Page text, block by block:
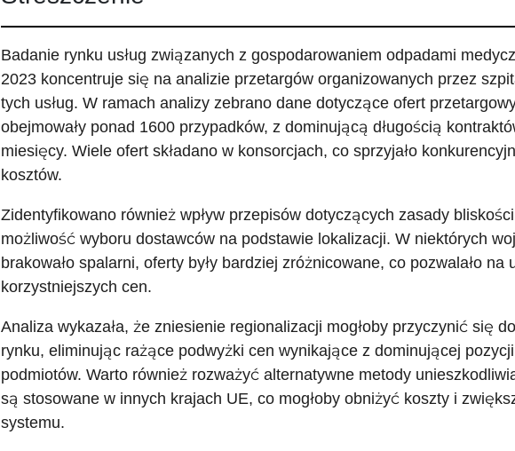
Badanie rynku usług związanych z gospodarowaniem odpadami
2023 koncentruje się na analizie przetargów organizowanych przez
tych usług. W ramach analizy zebrano dane dotyczące ofert
obejmowały ponad 1600 przypadków, z dominującą długością
miesięcy. Wiele ofert składano w konsorcjach, co sprzyjało
kosztów.
Zidentyfikowano również wpływ przepisów dotyczących zasady
możliwość wyboru dostawców na podstawie lokalizacji. W niektórych
brakowało spalarni, oferty były bardziej zróżnicowane, co pozwalało na
korzystniejszych cen.
Analiza wykazała, że zniesienie regionalizacji mogłoby przyczynić się
rynku, eliminując rażące podwyżki cen wynikające z dominującej
podmiotów. Warto również rozważyć alternatywne metody
są stosowane w innych krajach UE, co mogłoby obniżyć koszty i
systemu.